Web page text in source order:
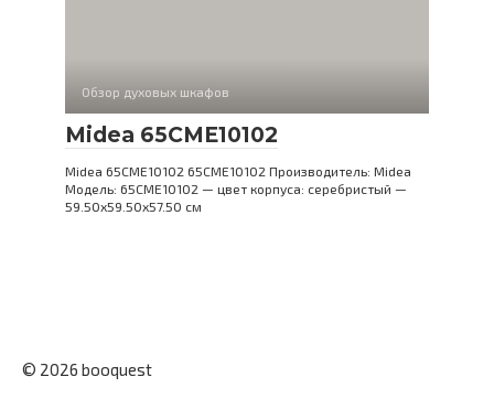
Обзор духовых шкафов
Midea 65CME10102
Midea 65CME10102 65CME10102 Производитель: Midea
Модель: 65CME10102 — цвет корпуса: серебристый —
59.50х59.50х57.50 см
© 2026 booquest